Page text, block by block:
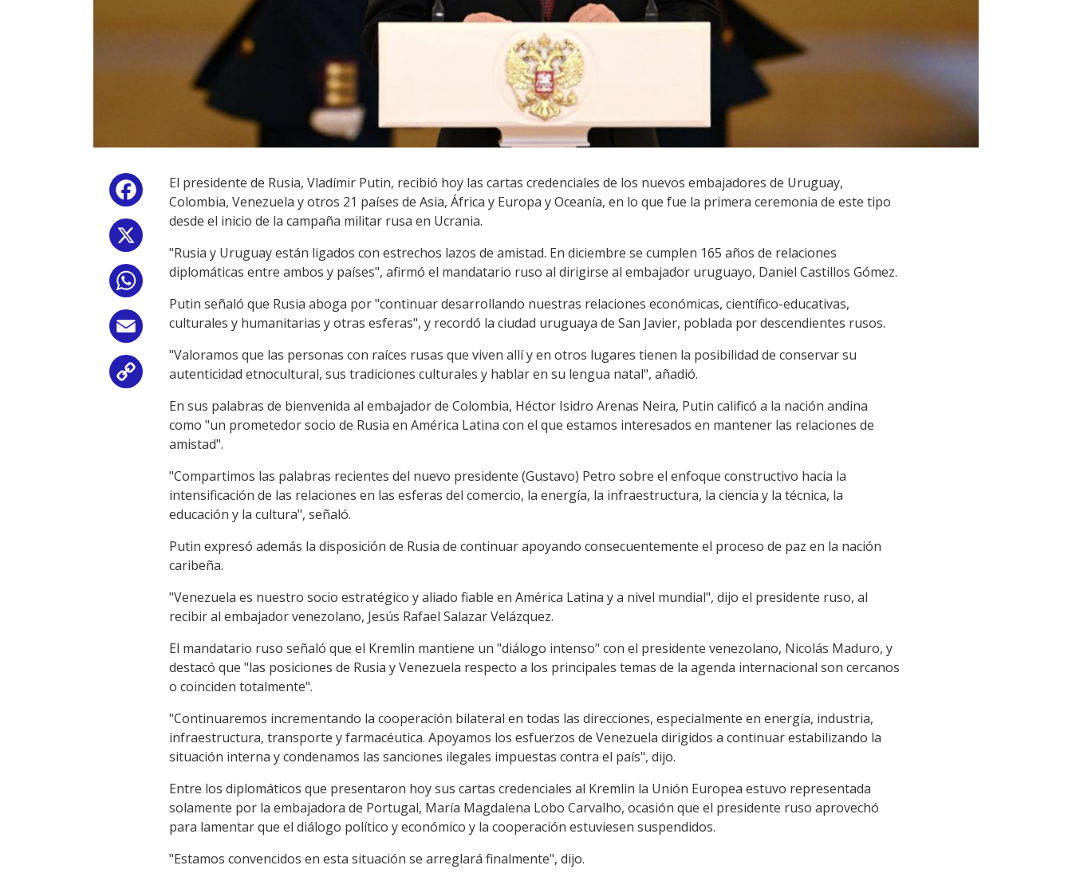
Facebook
WhatsApp
Email
Copy
Link
El presidente de Rusia, Vladímir Putin, recibió hoy las cartas credenciales de los nuevos embajadores de Uruguay,
Colombia, Venezuela y otros 21 países de Asia, África y Europa y Oceanía, en lo que fue la primera ceremonia de este tipo
desde el inicio de la campaña militar rusa en Ucrania.
"Rusia y Uruguay están ligados con estrechos lazos de amistad. En diciembre se cumplen 165 años de relaciones
diplomáticas entre ambos y países", afirmó el mandatario ruso al dirigirse al embajador uruguayo, Daniel Castillos Gómez.
Putin señaló que Rusia aboga por "continuar desarrollando nuestras relaciones económicas, científico-educativas,
culturales y humanitarias y otras esferas", y recordó la ciudad uruguaya de San Javier, poblada por descendientes rusos.
"Valoramos que las personas con raíces rusas que viven allí y en otros lugares tienen la posibilidad de conservar su
autenticidad etnocultural, sus tradiciones culturales y hablar en su lengua natal", añadió.
En sus palabras de bienvenida al embajador de Colombia, Héctor Isidro Arenas Neira, Putin calificó a la nación andina
como "un prometedor socio de Rusia en América Latina con el que estamos interesados en mantener las relaciones de
amistad".
"Compartimos las palabras recientes del nuevo presidente (Gustavo) Petro sobre el enfoque constructivo hacia la
intensificación de las relaciones en las esferas del comercio, la energía, la infraestructura, la ciencia y la técnica, la
educación y la cultura", señaló.
Putin expresó además la disposición de Rusia de continuar apoyando consecuentemente el proceso de paz en la nación
caribeña.
"Venezuela es nuestro socio estratégico y aliado fiable en América Latina y a nivel mundial", dijo el presidente ruso, al
recibir al embajador venezolano, Jesús Rafael Salazar Velázquez.
El mandatario ruso señaló que el Kremlin mantiene un "diálogo intenso" con el presidente venezolano, Nicolás Maduro, y
destacó que "las posiciones de Rusia y Venezuela respecto a los principales temas de la agenda internacional son cercanos
o coinciden totalmente".
"Continuaremos incrementando la cooperación bilateral en todas las direcciones, especialmente en energía, industria,
infraestructura, transporte y farmacéutica. Apoyamos los esfuerzos de Venezuela dirigidos a continuar estabilizando la
situación interna y condenamos las sanciones ilegales impuestas contra el país", dijo.
Entre los diplomáticos que presentaron hoy sus cartas credenciales al Kremlin la Unión Europea estuvo representada
solamente por la embajadora de Portugal, María Magdalena Lobo Carvalho, ocasión que el presidente ruso aprovechó
para lamentar que el diálogo político y económico y la cooperación estuviesen suspendidos.
"Estamos convencidos en esta situación se arreglará finalmente", dijo.